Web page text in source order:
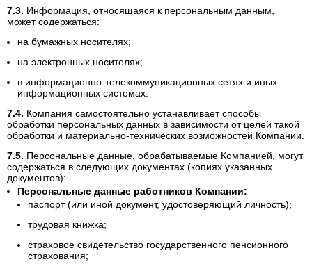
Информация, относящаяся к персональным данным,
может содержаться:
на бумажных носителях;
на электронных носителях;
в информационно-телекоммуникационных сетях и иных
информационных системах.
Компания самостоятельно устанавливает способы
обработки персональных данных в зависимости от целей такой
обработки и материально-технических возможностей Компании.
Персональные данные, обрабатываемые Компанией, могут
содержаться в следующих документах (копиях указанных
документов):
Персональные данные работников Компании:
паспорт (или иной документ, удостоверяющий личность);
трудовая книжка;
страховое свидетельство государственного пенсионного
страхования;